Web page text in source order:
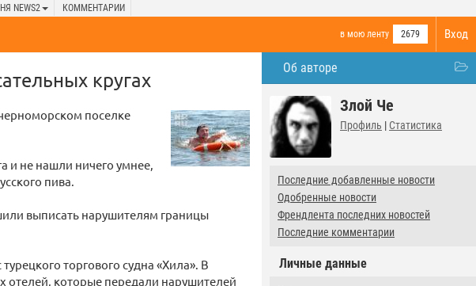
NEWS2 КОММЕНТАРИИ
Вход
в мою ленту 2679
Об авторе
Злой Че
Профиль | Статистика
Последние добавленные новости
Одобренные новости
Френдлента последних новостей
Последние комментарии
Личные данные
кругах
поселке
и не нашли ничего умнее,
пива.
выписать нарушителям границы
торгового судна «Хила». В
отелей, которые передали нарушителей